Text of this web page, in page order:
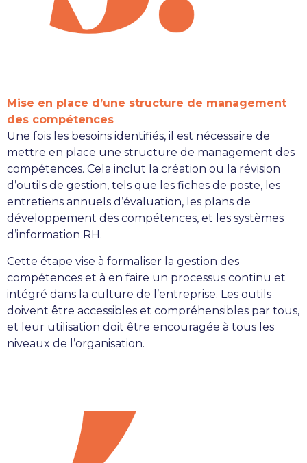
Mise en place d’une structure de management
des compétences
Une fois les besoins identifiés, il est nécessaire de
mettre en place une structure de management des
compétences. Cela inclut la création ou la révision
d’outils de gestion, tels que les fiches de poste, les
entretiens annuels d’évaluation, les plans de
développement des compétences, et les systèmes
d’information RH.
Cette étape vise à formaliser la gestion des
compétences et à en faire un processus continu et
intégré dans la culture de l’entreprise. Les outils
doivent être accessibles et compréhensibles par tous,
et leur utilisation doit être encouragée à tous les
niveaux de l’organisation.